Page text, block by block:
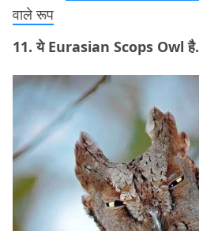
वाले रूप
11. ये Eurasian Scops Owl है.